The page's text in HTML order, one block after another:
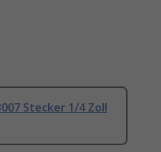
Stecker 1/4 Zoll